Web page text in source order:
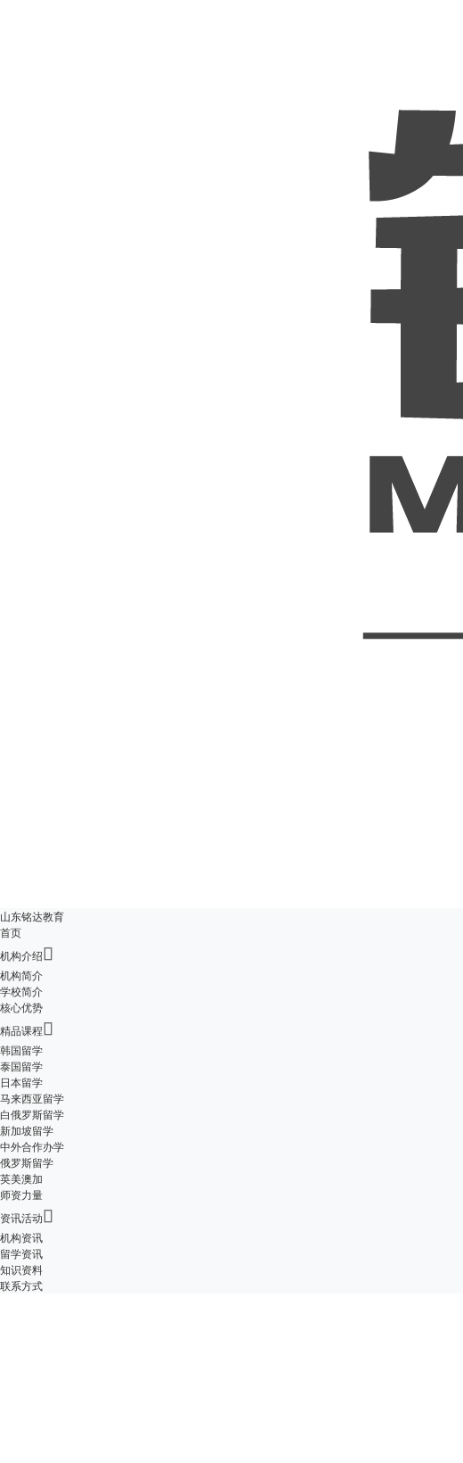
山东铭达教育
首页
机构介绍
机构简介
学校简介
核心优势
精品课程
韩国留学
泰国留学
日本留学
马来西亚留学
白俄罗斯留学
新加坡留学
中外合作办学
俄罗斯留学
英美澳加
师资力量
资讯活动
机构资讯
留学资讯
知识资料
联系方式